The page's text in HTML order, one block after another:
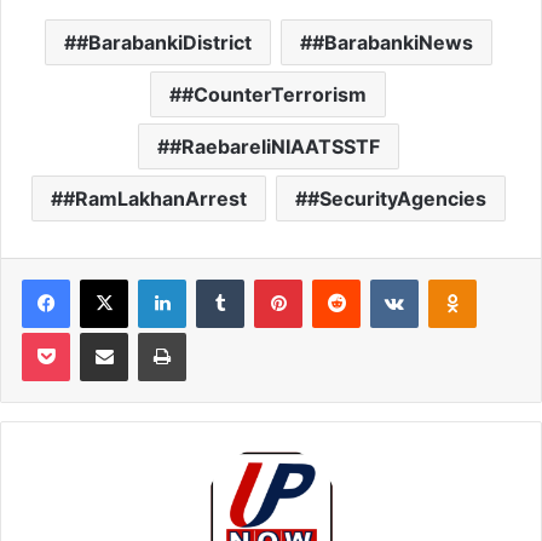
#BarabankiDistrict #BarabankiNews
#CounterTerrorism
#RaebareliNIAATSSTF
#RamLakhanArrest #SecurityAgencies
Facebook
X LinkedInTumblr PinterestReddit VKontakte
Pocket Share via Email Print